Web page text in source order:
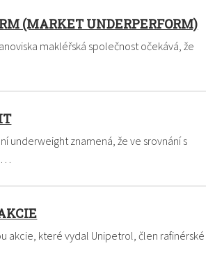
(MARKET UNDERPERFORM)
makléřská společnost očekává, že
underweight znamená, že ve srovnání s
akcie, které vydal Unipetrol, člen rafinérské